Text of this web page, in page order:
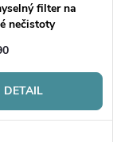
filter na
nečistoty
DETAIL